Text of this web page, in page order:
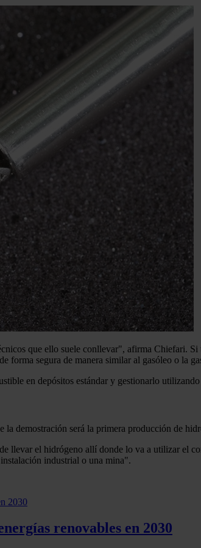
que ello suele conllevar", afirma Chiefari.
forma segura de manera similar al gasóleo o la
en depósitos estándar y gestionarlo
demostración será la primera producción de
llevar el hidrógeno allí donde lo va a utilizar el
industrial o una mina".
renovables en 2030